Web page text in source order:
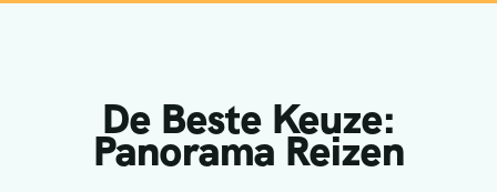
De Beste Keuze:
Panorama Reizen